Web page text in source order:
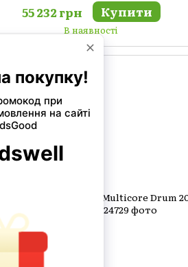
55 232 грн Купити
В наявності